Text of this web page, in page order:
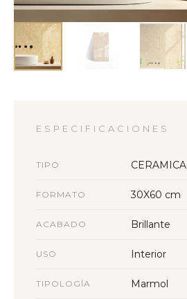
ESPECIFICACIONES
TIPO CERAMICA
FORMATO 30X60 cm
ACABADO Brillante
USO Interior
TIPOLOGÍA Marmol